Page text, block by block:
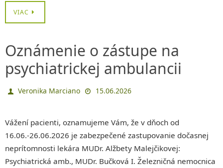
VIAC
Oznámenie o zástupe na
psychiatrickej ambulancii
Veronika Marciano 15.06.2026
Vážení pacienti, oznamujeme Vám, že v dňoch od
16.06.-26.06.2026 je zabezpečené zastupovanie dočasnej
neprítomnosti lekára MUDr. Alžbety Malejčikovej:
Psychiatrická amb., MUDr. Bučková I. Železničná nemocnica